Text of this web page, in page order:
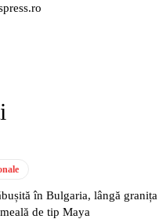
în Bulgaria, lângă
de tip Maya